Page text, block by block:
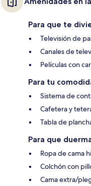
Para que te
Televisión de
Canales de
Películas con
Para tu
Sistema de
Cafetera y
Tabla de
Para que
Ropa de cama
Colchón con
Cama extra/